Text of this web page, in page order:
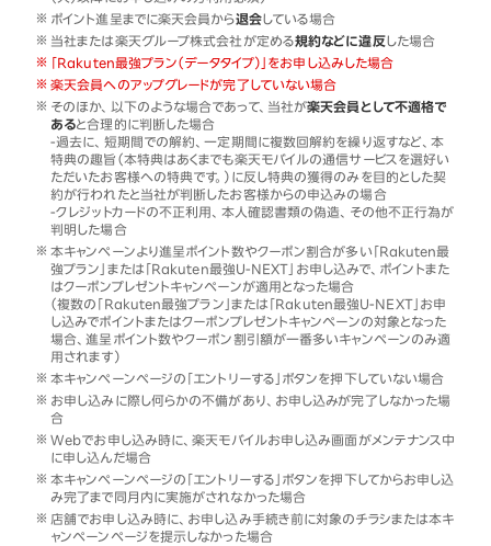
ポイント進呈までに楽天会員から退会している場合
当社または楽天グループ株式会社が定める規約などに違反した場合
「Rakuten最強プラン（データタイプ）」をお申し込みした場合
楽天会員へのアップグレードが完了していない場合
そのほか、以下のような場合であって、当社が楽天会員として不適格で
あると合理的に判断した場合
-過去に、短期間での解約、一定期間に複数回解約を繰り返すなど、本
特典の趣旨（本特典はあくまでも楽天モバイルの通信サービスを選好い
ただいたお客様への特典です。）に反し特典の獲得のみを目的とした契
約が行われたと当社が判断したお客様からの申込みの場合
-クレジットカードの不正利用、本人確認書類の偽造、その他不正行為が
判明した場合
本キャンペーンより進呈ポイント数やクーポン割合が多い「Rakuten最
強プラン」または「Rakuten最強U-NEXT」お申し込みで、ポイントまた
はクーポンプレゼントキャンペーンが適用となった場合
（複数の「Rakuten最強プラン」または「Rakuten最強U-NEXT」お申
し込みでポイントまたはクーポンプレゼントキャンペーンの対象となった
場合、進呈ポイント数やクーポン割引額が一番多いキャンペーンのみ適
用されます）
本キャンペーンページの「エントリーする」ボタンを押下していない場合
お申し込みに際し何らかの不備があり、お申し込みが完了しなかった場
合
Webでお申し込み時に、楽天モバイルお申し込み画面がメンテナンス中
に申し込んだ場合
本キャンペーンページの「エントリーする」ボタンを押下してからお申し込
み完了まで同月内に実施がされなかった場合
店舗でお申し込み時に、お申し込み手続き前に対象のチラシまたは本キ
ャンペーンページを提示しなかった場合